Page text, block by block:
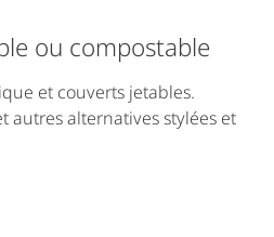
ou compostable
et couverts jetables.
autres alternatives stylées et